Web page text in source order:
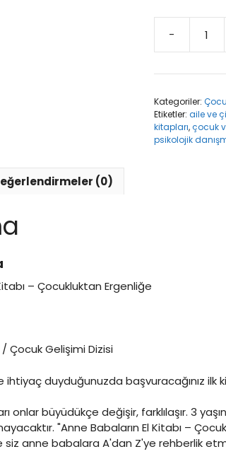
-
Babaların
El
-
Çocukluktan
Ergenliğe
-
Kategoriler:
Etiketler: aile ve
kitapları,çocuk
psikolojik
(0)
– Çocukluktan Ergenliğe
Çocuk Gelişimi Dizisi
ihtiyaç duyduğunuzda başvuracağınız ilk
onlar büyüdükçe değişir, farklılaşır. 3
"Anne Babaların El Kitabı –
anne babalara A'dan Z'ye rehberlik